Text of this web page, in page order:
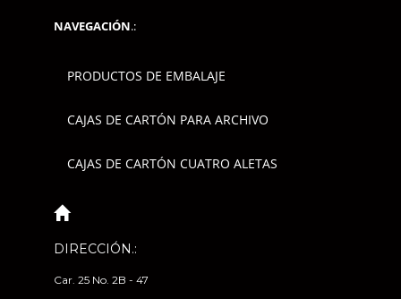
NAVEGACIÓN.:
PRODUCTOS DE EMBALAJE
CAJAS DE CARTÓN PARA ARCHIVO
CAJAS DE CARTÓN CUATRO ALETAS
DIRECCIÓN.:
Car. 25 No. 2B - 47